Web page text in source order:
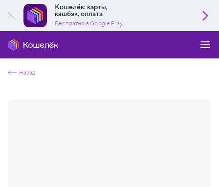
Кошелёк: карты,
кэшбэк, оплата
Бесплатно в Google Play
Назад